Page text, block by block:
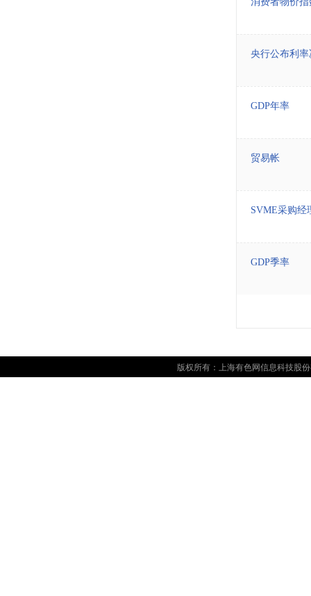
央行公布利率
GDP年率
贸易帐
SVME采购经
GDP季率
版权所有：上海有色网信息科技股